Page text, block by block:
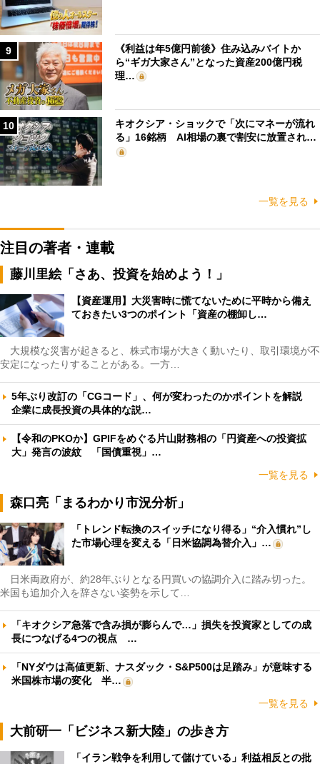
9
《利益は年5億円前後》住み込みバイトか
ら“ギガ大家さん”となった資産200億円税
理…
10
キオクシア・ショックで「次にマネーが流れ
る」16銘柄 AI相場の裏で割安に放置され…
一覧を見る
注目の著者・連載
藤川里絵「さあ、投資を始めよう！」
【資産運用】大災害時に慌てないために平時から備え
ておきたい3つのポイント「資産の棚卸し…
大規模な災害が起きると、株式市場が大きく動いたり、取引環境が不
安定になったりすることがある。一方…
5年ぶり改訂の「CGコード」、何が変わったのかポイントを解説
企業に成長投資の具体的な説…
【令和のPKOか】GPIFをめぐる片山財務相の「円資産への投資拡
大」発言の波紋 「国債重視」…
一覧を見る
森口亮「まるわかり市況分析」
「トレンド転換のスイッチになり得る」“介入慣れ”し
た市場心理を変える「日米協調為替介入」…
日米両政府が、約28年ぶりとなる円買いの協調介入に踏み切った。
米国も追加介入を辞さない姿勢を示して…
「キオクシア急落で含み損が膨らんで…」損失を投資家としての成
長につなげる4つの視点 …
「NYダウは高値更新、ナスダック・S&P500は足踏み」が意味する
米国株市場の変化 半…
一覧を見る
大前研一「ビジネス新大陸」の歩き方
「イラン戦争を利用して儲けている」利益相反との批